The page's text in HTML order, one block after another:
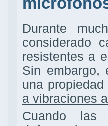
Durante
considerado
resistentes a
Sin embargo,
una
a vibraciones
Cuando las